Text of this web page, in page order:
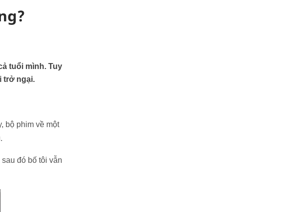
tuổi mình. Tuy
trở ngại.
bộ phim về một
đó bố tôi vẫn